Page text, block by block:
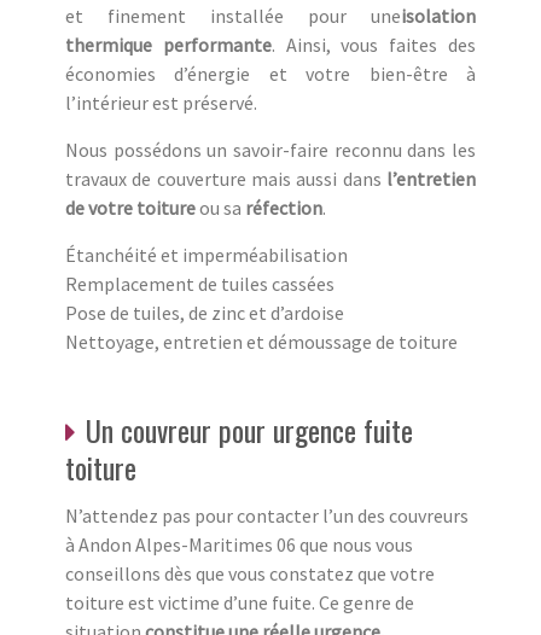
et finement installée pour uneisolation
thermique performante. Ainsi, vous faites des
économies d’énergie et votre bien-être à
l’intérieur est préservé.
Nous possédons un savoir-faire reconnu dans les
travaux de couverture mais aussi dans l’entretien
de votre toitureou sa réfection.
Étanchéité et imperméabilisation
Remplacement de tuiles cassées
Pose de tuiles, de zinc et d’ardoise
Nettoyage, entretien et démoussage de toiture
Un couvreur pour urgence fuite
toiture
N’attendez pas pour contacter l’un des couvreurs
à Andon Alpes-Maritimes 06 que nous vous
conseillons dès que vous constatez que votre
toiture est victime d’une fuite. Ce genre de